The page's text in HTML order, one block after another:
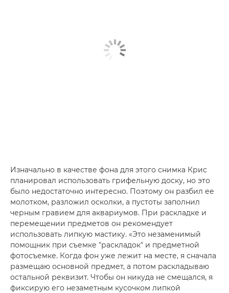
Изначально в качестве фона для этого снимка Крис
планировал использовать грифельную доску, но это
было недостаточно интересно. Поэтому он разбил ее
молотком, разложил осколки, а пустоты заполнил
черным гравием для аквариумов. При раскладке и
перемещении предметов он рекомендует
использовать липкую мастику. «Это незаменимый
помощник при съемке "раскладок" и предметной
фотосъемке. Когда фон уже лежит на месте, я сначала
размещаю основной предмет, а потом раскладываю
остальной реквизит. Чтобы он никуда не смещался, я
фиксирую его незаметным кусочком липкой